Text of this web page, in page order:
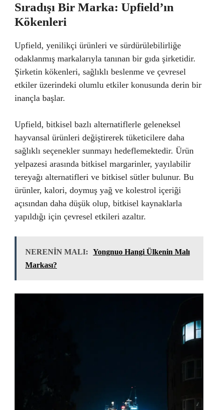
Sıradışı Bir Marka: Upfield’ın
Kökenleri
Upfield, yenilikçi ürünleri ve sürdürülebilirliğe
odaklanmış markalarıyla tanınan bir gıda şirketidir.
Şirketin kökenleri, sağlıklı beslenme ve çevresel
etkiler üzerindeki olumlu etkiler konusunda derin bir
inançla başlar.
Upfield, bitkisel bazlı alternatiflerle geleneksel
hayvansal ürünleri değiştirerek tüketicilere daha
sağlıklı seçenekler sunmayı hedeflemektedir. Ürün
yelpazesi arasında bitkisel margarinler, yayılabilir
tereyağı alternatifleri ve bitkisel sütler bulunur. Bu
ürünler, kalori, doymuş yağ ve kolestrol içeriği
açısından daha düşük olup, bitkisel kaynaklarla
yapıldığı için çevresel etkileri azaltır.
NERENİN MALI:
Yongnuo Hangi Ülkenin Malı
Markası?